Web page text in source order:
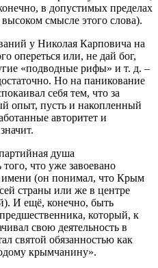
в допустимых пределах
смысле этого слова).
у Николая Карповича на
опереться или, не дай бог,
«подводные рифы» и т. д. –
Но на паникование
себя тем, что за
опыт, пусть и накопленный
авторитет и
душа
что уже завоевано
(он понимал, что Крым
страны или же в центре
И ещё, конечно, быть
который, к
свою деятельность в
святой обязанностью как
крымчанину».